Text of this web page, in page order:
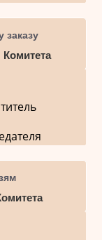
заказу